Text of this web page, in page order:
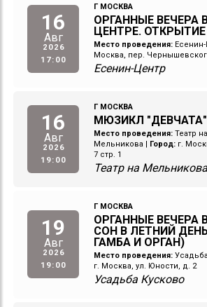
16
Авг
2026
17:00
Г МОСКВА
ОРГАННЫЕ ВЕЧЕРА
ЦЕНТРЕ. ОТКРЫТИЕ
Место проведения:
Москва, пер.
Есенин-Центр
16
Авг
2026
19:00
Г МОСКВА
МЮЗИКЛ "ДЕВЧАТА"
Место проведения: Театр на
Мельникова | Город: г.
7 стр. 1
Театр на Мельникова
19
Авг
2026
19:00
Г МОСКВА
ОРГАННЫЕ ВЕЧЕРА
СОН В ЛЕТНИЙ
ГАМБА И ОРГАН)
Место проведения:
г. Москва, ул. Юности, д. 2
Усадьба Кусково